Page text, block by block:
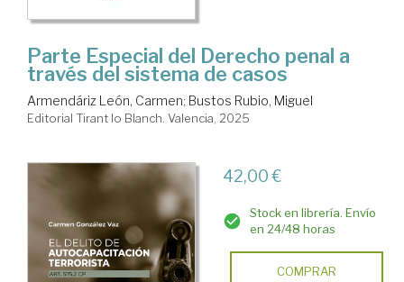
Parte Especial del Derecho penal a
través del sistema de casos
Armendáriz León, Carmen; Bustos Rubio, Miguel
Editorial Tirant lo Blanch. Valencia, 2025
42,00 €
Stock en librería. Envío
en 24/48 horas
COMPRAR